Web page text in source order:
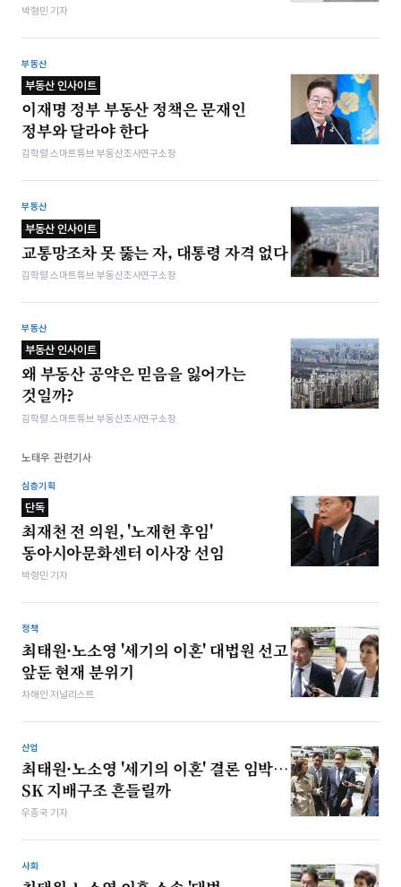
박형민 기자
부동산
부동산 인사이트
이재명 정부 부동산 정책은 문재인
정부와 달라야 한다
김학렬 스마트튜브 부동산조사연구소장
부동산
부동산 인사이트
교통망조차 못 뚫는 자, 대통령 자격 없다
김학렬 스마트튜브 부동산조사연구소장
부동산
부동산 인사이트
왜 부동산 공약은 믿음을 잃어가는
것일까?
김학렬 스마트튜브 부동산조사연구소장
노태우 관련기사
심층기획
단독
최재천 전 의원, '노재헌 후임'
동아시아문화센터 이사장 선임
박형민 기자
정책
최태원·노소영 '세기의 이혼' 대법원 선고
앞둔 현재 분위기
차해인 저널리스트
산업
최태원·노소영 '세기의 이혼' 결론 임박…
SK 지배구조 흔들릴까
우종국 기자
사회